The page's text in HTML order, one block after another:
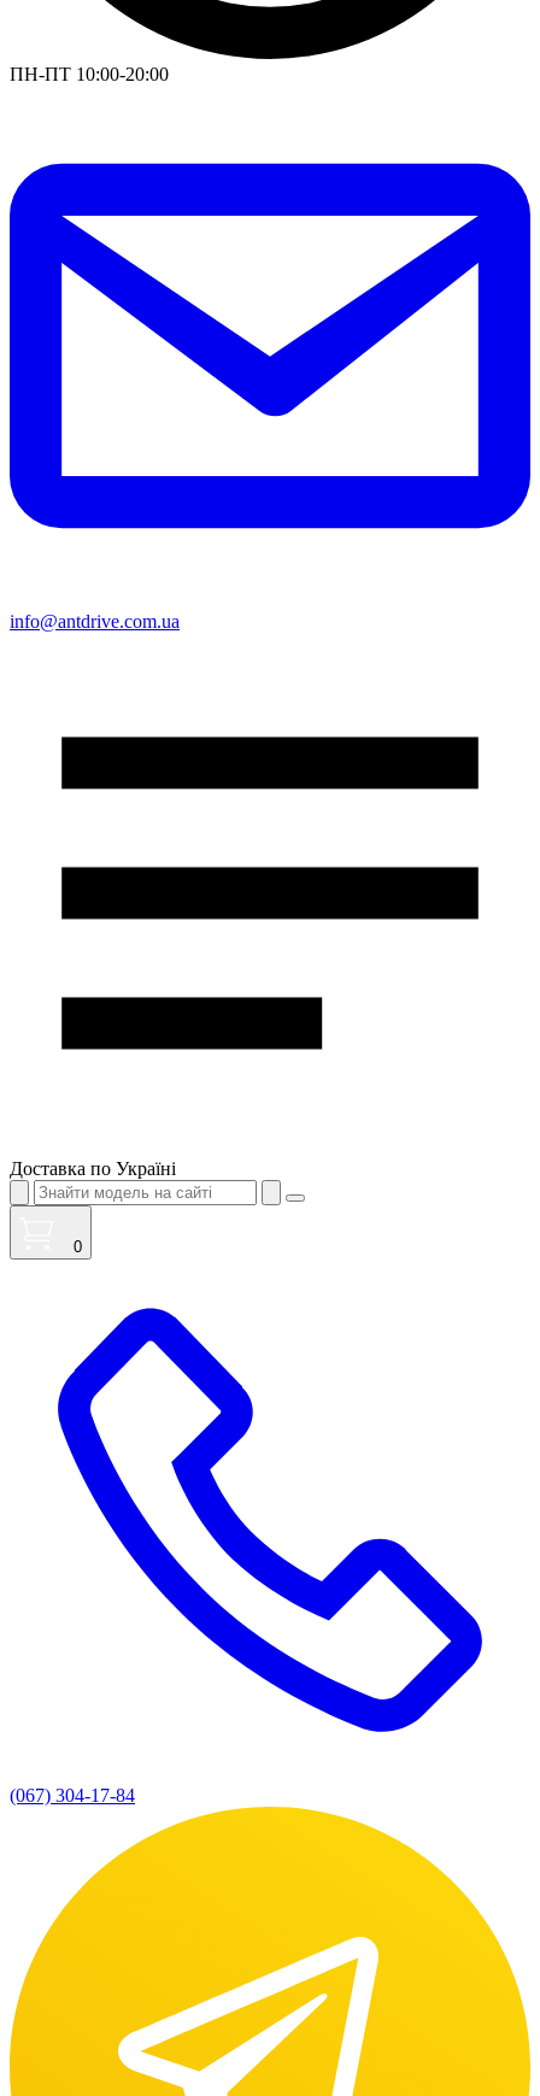
ПН-ПТ 10:00-20:00
info@antdrive.com.ua
Доставка по Україні
0
(067) 304-17-84